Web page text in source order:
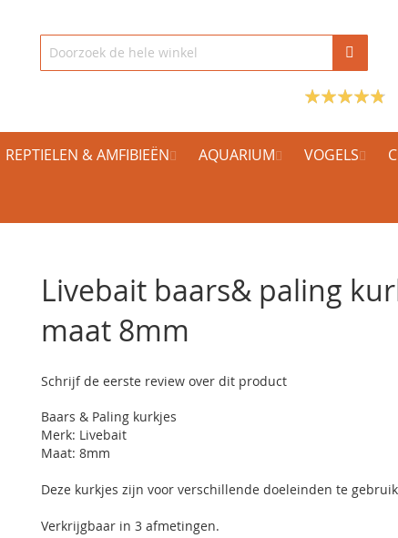
REPTIELEN & AMFIBIEËN AQUARIUM VOGELS
Livebait baars& paling
maat 8mm
Schrijf de eerste review over dit product
Baars & Paling kurkjes
Merk: Livebait
Maat: 8mm
Deze kurkjes zijn voor verschillende doeleinden te
Verkrijgbaar in 3 afmetingen.